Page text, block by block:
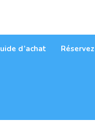
d’achat